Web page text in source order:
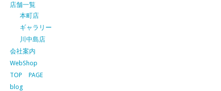
店舗一覧
本町店
ギャラリー
川中島店
会社案内
WebShop
TOP PAGE
blog